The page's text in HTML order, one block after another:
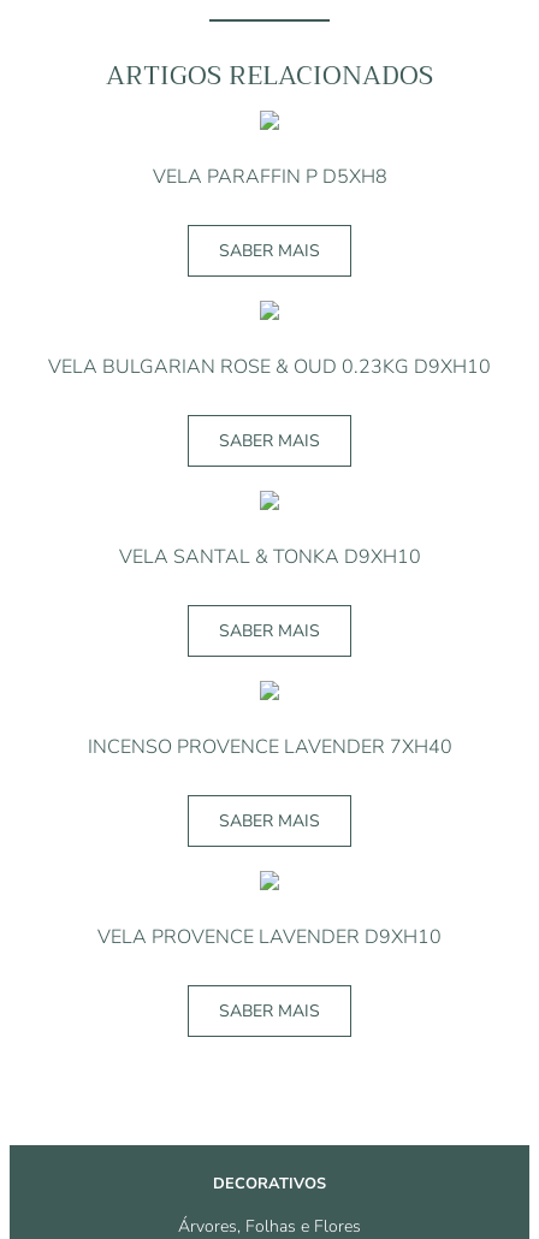
ARTIGOS RELACIONADOS
VELA PARAFFIN P D5XH8
SABER MAIS
VELA BULGARIAN ROSE & OUD 0.23KG D9XH10
SABER MAIS
VELA SANTAL & TONKA D9XH10
SABER MAIS
INCENSO PROVENCE LAVENDER 7XH40
SABER MAIS
VELA PROVENCE LAVENDER D9XH10
SABER MAIS
DECORATIVOS
Árvores, Folhas e Flores